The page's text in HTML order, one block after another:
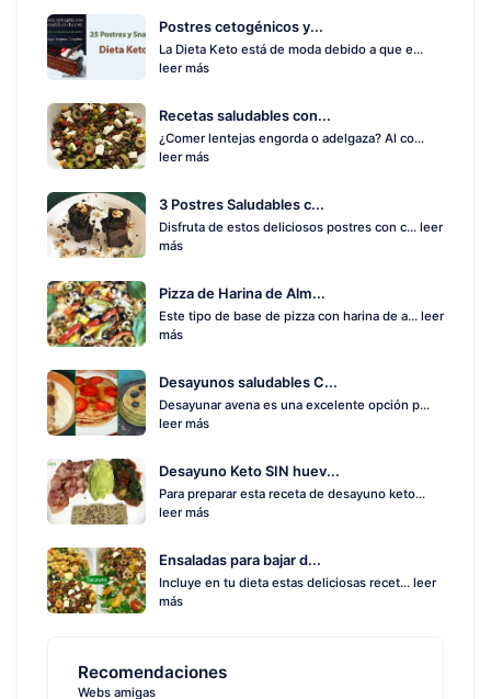
Postres cetogénicos y...
La Dieta Keto está de moda debido a que e...
leer más
Recetas saludables con...
¿Comer lentejas engorda o adelgaza? Al co...
leer más
3 Postres Saludables c...
Disfruta de estos deliciosos postres con c... leer
más
Pizza de Harina de Alm...
Este tipo de base de pizza con harina de a... leer
más
Desayunos saludables C...
Desayunar avena es una excelente opción p...
leer más
Desayuno Keto SIN huev...
Para preparar esta receta de desayuno keto...
leer más
Ensaladas para bajar d...
Incluye en tu dieta estas deliciosas recet... leer
más
Recomendaciones
Webs amigas